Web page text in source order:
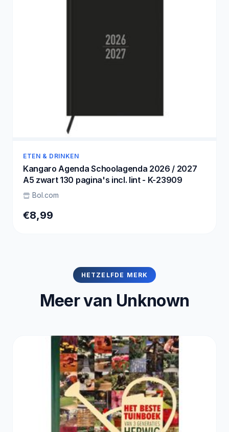
ETEN & DRINKEN
Kangaro Agenda Schoolagenda 2026 / 2027
A5 zwart 130 pagina's incl. lint - K-23909
Bol.com
€8,99
HETZELFDE MERK
Meer van Unknown